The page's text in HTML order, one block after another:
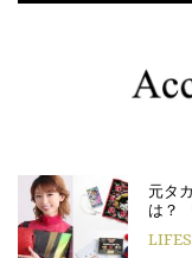
元タ
は？